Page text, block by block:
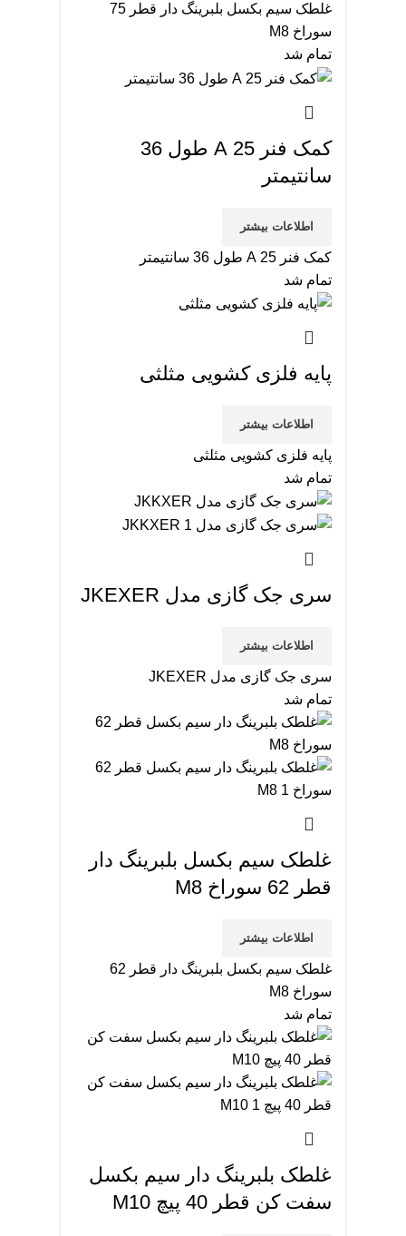
غلطک سیم بکسل بلبرینگ دار قطر 75
سوراخ M8
تمام شد
کمک فنر 25 A طول 36
سانتیمتر
اطلاعات بیشتر
کمک فنر 25 A طول 36 سانتیمتر
تمام شد
پایه فلزی کشویی مثلثی
اطلاعات بیشتر
پایه فلزی کشویی مثلثی
تمام شد
سری جک گازی مدل JKEXER
اطلاعات بیشتر
سری جک گازی مدل JKEXER
تمام شد
غلطک سیم بکسل بلبرینگ دار
قطر 62 سوراخ M8
اطلاعات بیشتر
غلطک سیم بکسل بلبرینگ دار قطر 62
سوراخ M8
تمام شد
غلطک بلبرینگ دار سیم بکسل
سفت کن قطر 40 پیچ M10